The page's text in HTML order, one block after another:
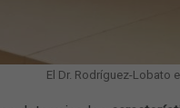
El Dr. Rodríguez-Lobato